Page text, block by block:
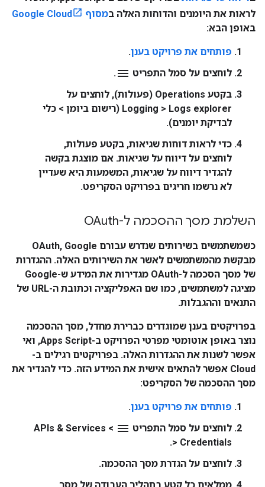
לראות את היומנים והדוחות האלה במסוף Google Cloud
באופן הבא:
פותחים את פרויקט בענן.
לוחצים על סמל התפריט menu
.
בקטע Operations (פעולות), לוחצים על
Logging > Logs explorer
(רישום ביומן > כלי
לבדיקת יומנים).
כדי לראות דוחות שגיאות, בקטע פעולות,
לוחצים על דיווח על שגיאות. אם מוצגת בקשה
להגדיר דיווח על שגיאות, המשמעות היא שעדיין
לא נרשמו חריגים בפרויקט הסקריפט.
השלמת מסך ההסכמה ל-OAuth
כשמשתמשים בשירותים שנדרש עבורם OAuth, Google
מבקשת מהמשתמשים לאשר את השירותים האלה. ההגדרות
של מסך הסכמה ל-OAuth מגדירות את המידע ש-Google
מציגה למשתמשים, כמו שם האפליקציה וכתובת ה-URL של
התנאים וההגבלות.
בפרויקטים בענן שמוגדרים כברירת מחדל, מסך ההסכמה
נוצר באופן אוטומטי מפרטי הפרויקט ב-Apps Script, ואי
אפשר לשנות את ההגדרות האלה. בפרויקטים רגילים ב-
Cloud אפשר להתאים אישית את המידע הזה. כדי להגדיר את
מסך ההסכמה של הסקריפט:
פותחים את פרויקט בענן.
לוחצים על סמל התפריט menu
>
APIs & Services
> Credentials
.
לוחצים על הגדרת מסך ההסכמה.